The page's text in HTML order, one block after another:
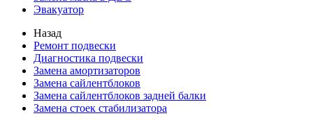
Эвакуатор
Назад
Ремонт подвески
Диагностика подвески
Замена амортизаторов
Замена сайлентблоков
Замена сайлентблоков задней балки
Замена стоек стабилизатора